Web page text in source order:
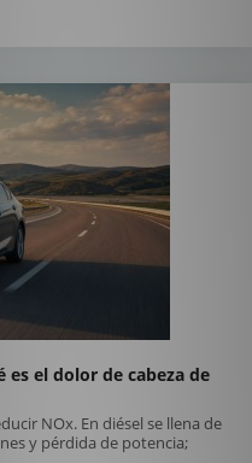
es el dolor de cabeza de
NOx. En diésel se llena de
y pérdida de potencia;